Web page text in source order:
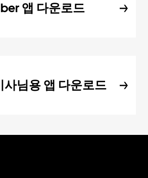
앱 다운로드
사님용 앱 다운로드